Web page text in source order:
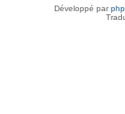
Développé par